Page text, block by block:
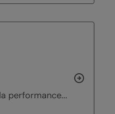
performance...